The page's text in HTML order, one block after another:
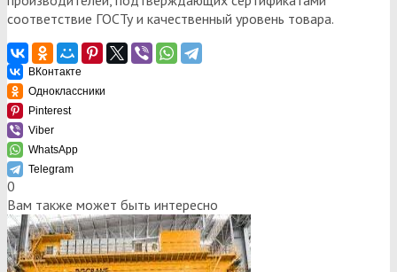
соответствие ГОСТу и качественный уровень товара.
ВКонтакте
Одноклассники
Pinterest
Viber
WhatsApp
Telegram
0
Вам также может быть интересно